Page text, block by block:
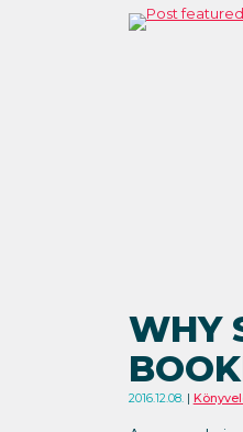
WHY
2016.12.08.